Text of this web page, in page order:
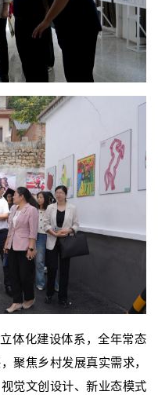
体化建设体系，全年常态
聚焦乡村发展真实需求，
觉文创设计、新业态模式